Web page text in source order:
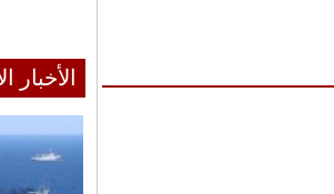
الأخبار